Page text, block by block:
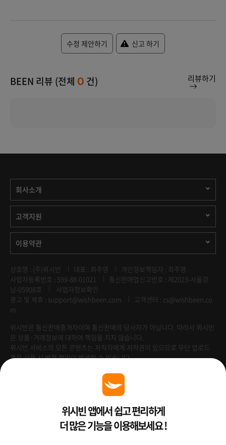
수정 제안하기 신고 하기
BEEN 리뷰 (전체 0 건) 리뷰하기
회사소개
고객지원
이용약관
상호명 : (주)위시빈 대표 : 최주영
개인정보책임자 : 최주영
사업자등록번호 : 599-88-01021
통신판매업신고번호 : 제2023-서울강
남-05908호
사업자정보확인
광고 및 제휴 : support@wishbeen.com
고객센터 : cs@wishbeen.co
m
위시빈은 통신판매중개자이며 통신판매의 당사자가 아닙니다. 따라서 위시빈
은 상품·거래정보에 대하여 책임을 지지 않습니다.
위시빈 서비스의 모든 콘텐츠는 저작자에게 저작권이 있으므로 무단 업로드
혹은 사용 시 법적 책임이 발생할 수 있습니다.
Venture Enterprise위시빈 앱에서 쉽고 편리하게
더 많은 기능을 이용해보세요 !